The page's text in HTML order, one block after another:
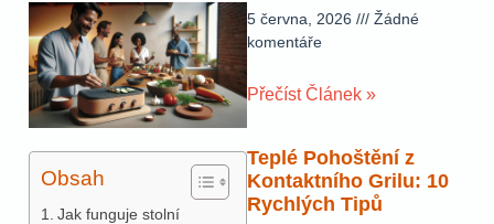
Obsah
Jak funguje stolní
5 června, 2026
Žádné
komentáře
Přečíst Článek »
Teplé Pohoštění z
Kontaktního Grilu: 10
Rychlých Tipů